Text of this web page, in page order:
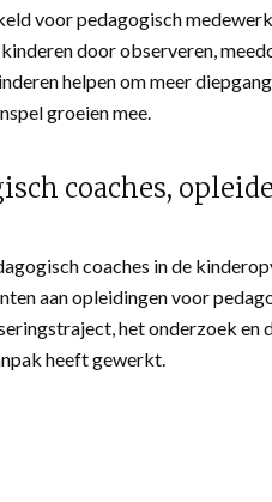
voor pedagogisch
door observeren,
helpen om meer
groeien mee.
coaches,
coaches in de
aan opleidingen voor
het onderzoek en
heeft gewerkt.